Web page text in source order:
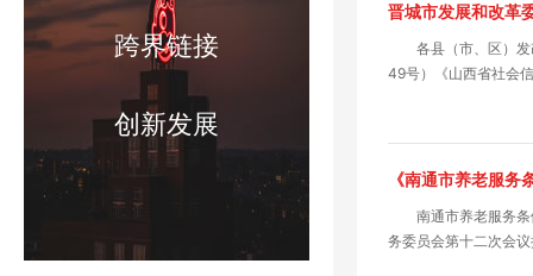
跨界链接
创新发展
晋城市发展和改革
各县（市、区）
49号）《山西省社会
《南通市养老服务
南通市养老服务
务委员会第十二次会